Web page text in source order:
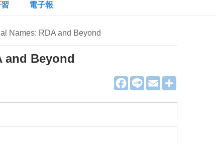
電子報
Names: RDA and Beyond
and Beyond
F
a
e
o
L
e
E
m
i